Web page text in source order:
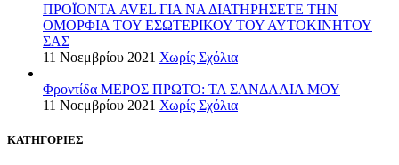
ΠΡΟΪΟΝΤΑ AVEL ΓΙΑ ΝΑ ΔΙΑΤΗΡΗΣΕΤΕ ΤΗΝ
ΟΜΟΡΦΙΑ ΤΟΥ ΕΣΩΤΕΡΙΚΟΥ ΤΟΥ ΑΥΤΟΚΙΝΗΤΟΥ
ΣΑΣ
11 Νοεμβρίου 2021 Χωρίς Σχόλια
Φροντίδα ΜΕΡΟΣ ΠΡΩΤΟ: ΤΑ ΣΑΝΔΑΛΙΑ ΜΟΥ
11 Νοεμβρίου 2021 Χωρίς Σχόλια
ΚΑΤΗΓΟΡΙΕΣ